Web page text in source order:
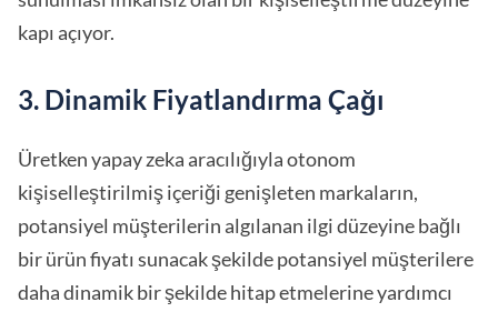
kapı açıyor.
3. Dinamik Fiyatlandırma Çağı
Üretken yapay zeka aracılığıyla otonom
kişiselleştirilmiş içeriği genişleten markaların,
potansiyel müşterilerin algılanan ilgi düzeyine bağlı
bir ürün fiyatı sunacak şekilde potansiyel müşterilere
daha dinamik bir şekilde hitap etmelerine yardımcı